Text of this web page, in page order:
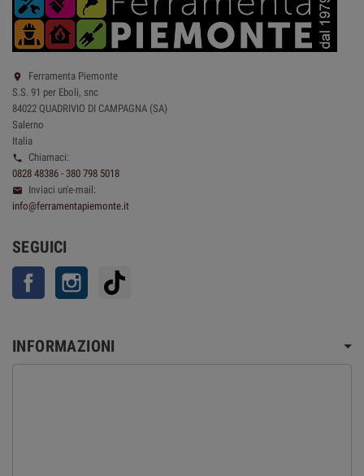

Ferramenta Piemonte
S.S. 91 per Eboli, snc
84022 QUADRIVIO DI CAMPAGNA (SA)
Salerno
Italia

Chiamaci:
0828 48386 - 380 798 5018

Inviaci un'e-mail:
info@ferramentapiemonte.it
SEGUICI
Facebook Instagram
INFORMAZIONI